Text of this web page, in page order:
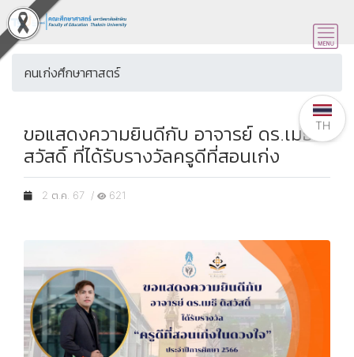
คนเก่งศึกษาศาสตร์
ขอแสดงความยินดีกับ อาจารย์ ดร.เมธี ดิ
สวัสดิ์ ที่ได้รับรางวัลครูดีที่สอนเก่ง
2 ต.ค. 67 / 621
TH